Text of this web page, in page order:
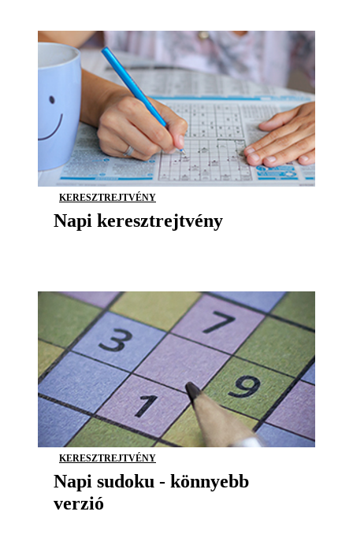
KERESZTREJTVÉNY
Napi keresztrejtvény
KERESZTREJTVÉNY
Napi sudoku - könnyebb
verzió